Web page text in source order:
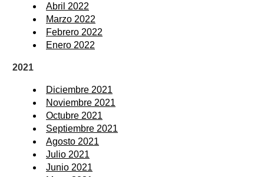
Abril 2022
Marzo 2022
Febrero 2022
Enero 2022
2021
Diciembre 2021
Noviembre 2021
Octubre 2021
Septiembre 2021
Agosto 2021
Julio 2021
Junio 2021